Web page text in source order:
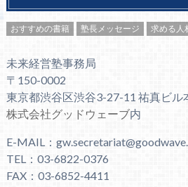
おすすめの書籍 塾長メッセージ 求める人
未来経営塾事務局
〒150-0002
東京都渋谷区渋谷3-27-11 祐真ビル
株式会社グッドウェーブ内
E-MAIL：
TEL：03-6822-0376
FAX：03-6852-4411